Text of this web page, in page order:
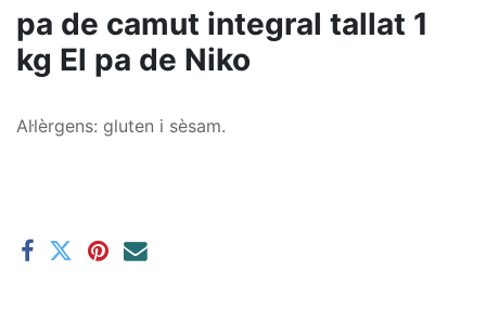
pa de camut integral tallat 1
kg El pa de Niko
Al·lèrgens: gluten i sèsam.